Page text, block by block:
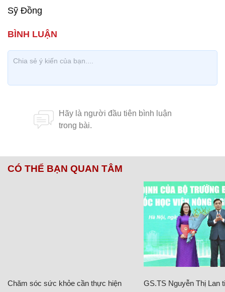
Sỹ Đồng
CÓ THỂ BẠN QUAN TÂM
Chăm sóc sức khỏe cần thực hiện
GS.TS Nguyễn Thị Lan